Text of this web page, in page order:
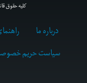
کلیه حقوق
درباره ما
سیاست حریم